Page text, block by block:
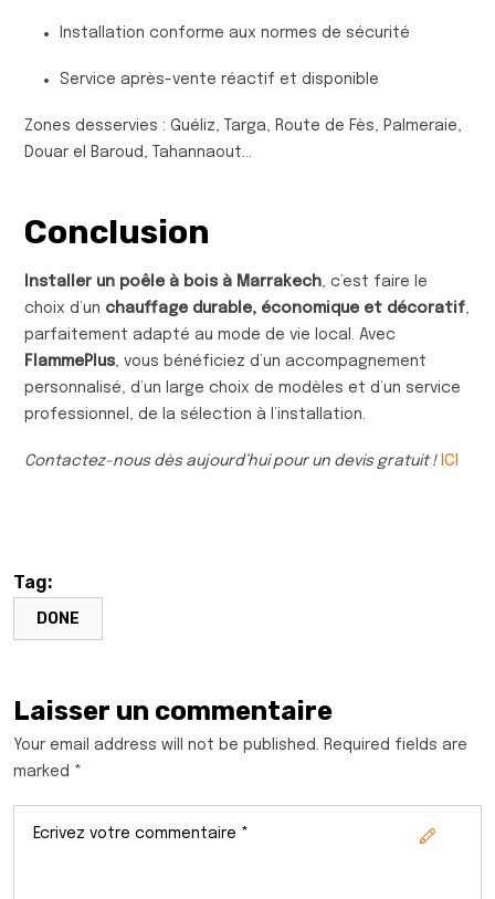
Installation conforme aux normes de sécurité
Service après-vente réactif et disponible
Zones desservies : Guéliz, Targa, Route de Fès, Palmeraie,
Douar el Baroud, Tahannaout…
Conclusion
Installer un poêle à bois à Marrakech, c’est faire le
choix d’un chauffage durable, économique et décoratif,
parfaitement adapté au mode de vie local. Avec
FlammePlus, vous bénéficiez d’un accompagnement
personnalisé, d’un large choix de modèles et d’un service
professionnel, de la sélection à l’installation.
Contactez-nous dès aujourd’hui pour un devis gratuit ! ICI
Tag:
DONE
Laisser un commentaire
Your email address will not be published. Required fields are
marked *